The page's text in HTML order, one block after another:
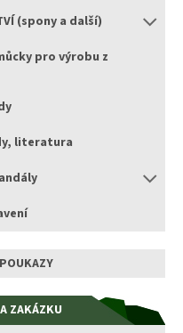
(spony a další)
pro výrobu z
literatura
ZAKÁZKU